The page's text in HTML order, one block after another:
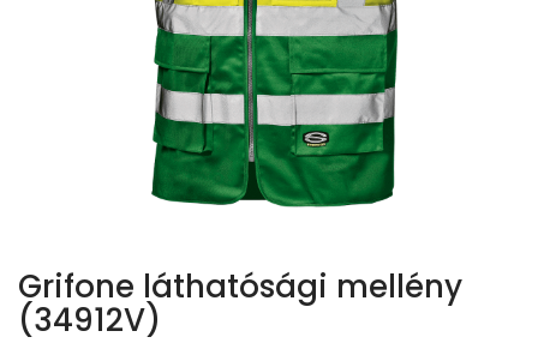
Grifone láthatósági mellény
(34912V)